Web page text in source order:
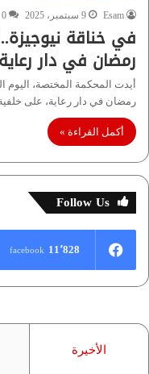
Esam 9 سبتمبر، 2025 0
في خناقة نيوجيزة..
رمضان في دار رعاية
رمضان في دار رعاية، على
أكمل القراءة »
Follow Us
11٬828 facebook
الأخيرة